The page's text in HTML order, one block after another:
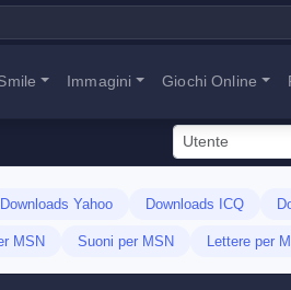
Immagini Giochi Online
Downloads Yahoo Downloads ICQ
MSN Suoni per MSN Lettere per